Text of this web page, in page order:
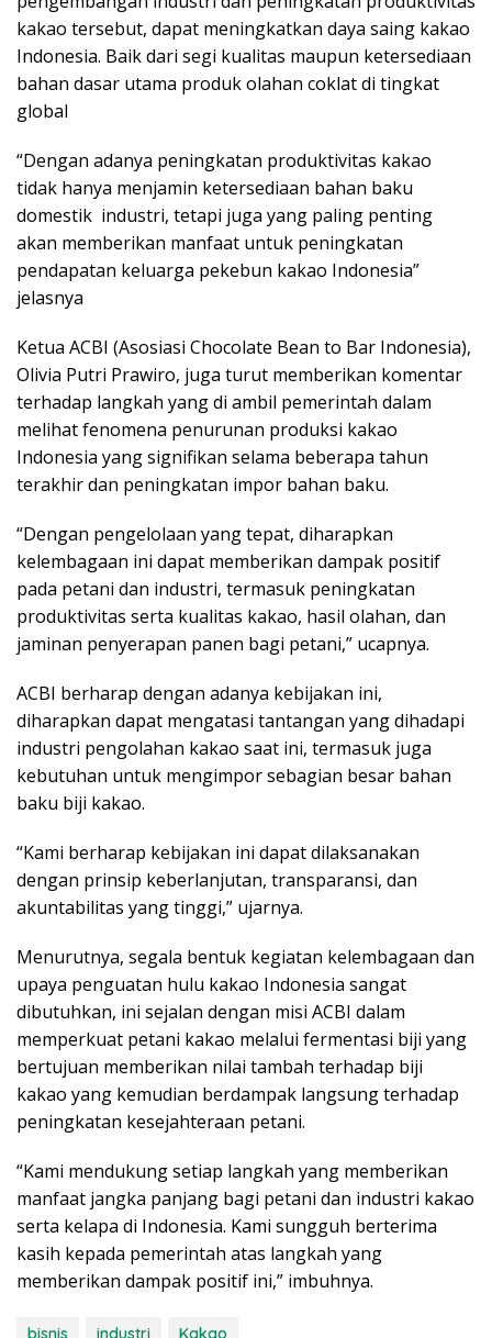
kakao tersebut, dapat meningkatkan daya saing kakao
Indonesia. Baik dari segi kualitas maupun ketersediaan
bahan dasar utama produk olahan coklat di tingkat
global
“Dengan adanya peningkatan produktivitas kakao
tidak hanya menjamin ketersediaan bahan baku
domestik industri, tetapi juga yang paling penting
akan memberikan manfaat untuk peningkatan
pendapatan keluarga pekebun kakao Indonesia”
jelasnya
Ketua ACBI (Asosiasi Chocolate Bean to Bar Indonesia),
Olivia Putri Prawiro, juga turut memberikan komentar
terhadap langkah yang di ambil pemerintah dalam
melihat fenomena penurunan produksi kakao
Indonesia yang signifikan selama beberapa tahun
terakhir dan peningkatan impor bahan baku.
“Dengan pengelolaan yang tepat, diharapkan
kelembagaan ini dapat memberikan dampak positif
pada petani dan industri, termasuk peningkatan
produktivitas serta kualitas kakao, hasil olahan, dan
jaminan penyerapan panen bagi petani,” ucapnya.
ACBI berharap dengan adanya kebijakan ini,
diharapkan dapat mengatasi tantangan yang dihadapi
industri pengolahan kakao saat ini, termasuk juga
kebutuhan untuk mengimpor sebagian besar bahan
baku biji kakao.
“Kami berharap kebijakan ini dapat dilaksanakan
dengan prinsip keberlanjutan, transparansi, dan
akuntabilitas yang tinggi,” ujarnya.
Menurutnya, segala bentuk kegiatan kelembagaan dan
upaya penguatan hulu kakao Indonesia sangat
dibutuhkan, ini sejalan dengan misi ACBI dalam
memperkuat petani kakao melalui fermentasi biji yang
bertujuan memberikan nilai tambah terhadap biji
kakao yang kemudian berdampak langsung terhadap
peningkatan kesejahteraan petani.
“Kami mendukung setiap langkah yang memberikan
manfaat jangka panjang bagi petani dan industri kakao
serta kelapa di Indonesia. Kami sungguh berterima
kasih kepada pemerintah atas langkah yang
memberikan dampak positif ini,” imbuhnya.
bisnis industri Kakao